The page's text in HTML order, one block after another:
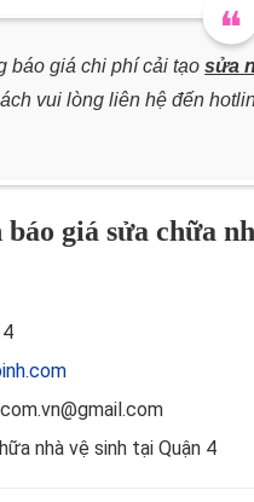
báo giá chi phí cải tạosửa
vui lòng liên hệ đến
giá sửa chữa
nhà vệ sinh tại Quận 4